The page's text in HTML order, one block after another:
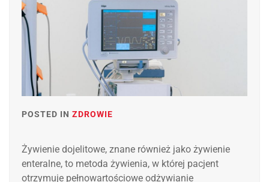
POSTED IN ZDROWIE
Żywienie dojelitowe, znane również jako żywienie
enteralne, to metoda żywienia, w której pacjent
otrzymuje pełnowartościowe odżywianie